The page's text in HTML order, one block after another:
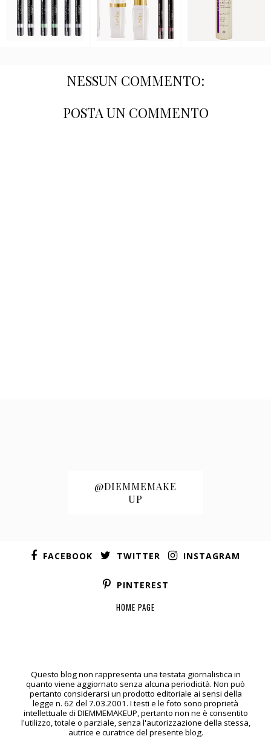
NESSUN COMMENTO:
POSTA UN COMMENTO
@DIEMMEMAKE
UP
FACEBOOK TWITTER INSTAGRAM
PINTEREST
HOME PAGE
Questo blog non rappresenta una testata giornalistica in
quanto viene aggiornato senza alcuna periodicità. Non può
pertanto considerarsi un prodotto editoriale ai sensi della
legge n. 62 del 7.03.2001. I testi e le foto sono proprietà
intellettuale di DIEMMEMAKEUP, pertanto non ne è consentito
l'utilizzo, totale o parziale, senza l'autorizzazione della stessa,
autrice e curatrice del presente blog.